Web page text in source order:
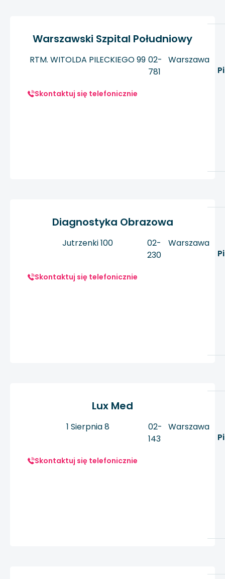
Warszawski Szpital Południowy
RTM. WITOLDA PILECKIEGO 99 02-
781
Warszawa
Skontaktuj się telefonicznie
Diagnostyka Obrazowa
Jutrzenki 100
02-
230
Warszawa
Skontaktuj się telefonicznie
Lux Med
1 Sierpnia 8
02-
143
Warszawa
Skontaktuj się telefonicznie